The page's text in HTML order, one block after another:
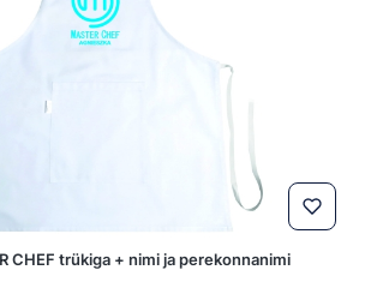
CHEF trükiga + nimi ja perekonnanimi